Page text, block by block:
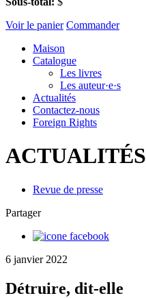
Voir le panier Commander
Maison
Catalogue
Les livres
Les auteur·e·s
Actualités
Contactez-nous
Foreign Rights
ACTUALITÉS
Revue de presse
Partager
6 janvier 2022
Détruire, dit-elle